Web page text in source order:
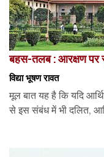
बहस-तलब : आरक्षण पर
विद्या भूषण रावत
मूल बात यह है कि यदि
से इस संबंध में भी दलित,